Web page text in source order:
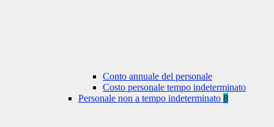
Conto annuale del personale
Costo personale tempo indeterminato
Personale non a tempo indeterminato 8